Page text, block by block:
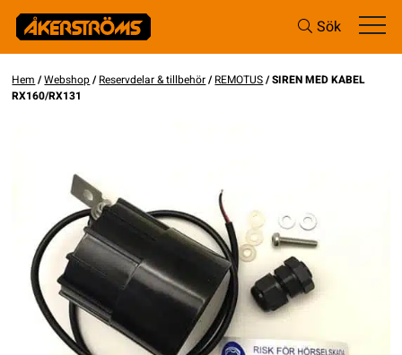
Sök
Hem /Webshop/Reservdelar & tillbehör/REMOTUS/ SIREN MED KABEL
RX160/RX131